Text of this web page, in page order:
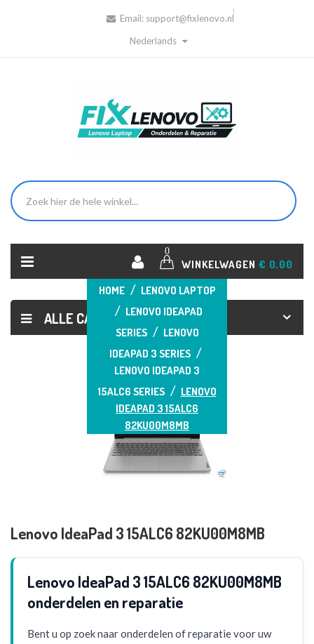
Email: support@fixlenovo.nl
Nederlands
0
WINKELWAGEN € 0,00
ALLE CATEGORIEËN
HOME
LENOVO LAPTOP
LENOVO IDEAPAD
SERIES
LENOVO
IDEAPAD 3 SERIES
LENOVO IDEAPAD 3
15ALC6 SERIES
LENOVO
IDEAPAD 3 15ALC6
82KU00M8MB
Lenovo IdeaPad 3 15ALC6 82KU00M8MB
Lenovo IdeaPad 3 15ALC6 82KU00M8MB
onderdelen en reparatie
Bent u op zoek naar onderdelen of reparatie voor uw